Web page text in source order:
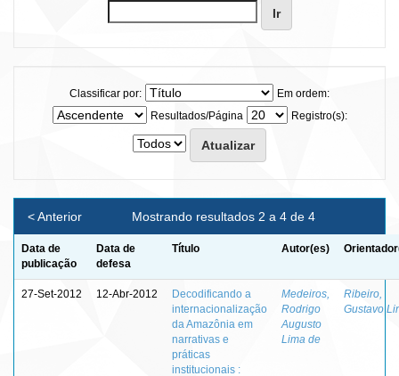
Classificar por:
Em ordem:
Resultados/Página
Registro(s):
Mostrando resultados 2 a 4 de 4
< Anterior
Data de
publicação
Data de
defesa
Título Autor(es)
27-Set-2012 12-Abr-2012
Decodificando a
internacionalização
da Amazônia em
narrativas e
práticas
institucionais :
Medeiros,
Rodrigo
Augusto
Lima de
Ribeiro,
Gustavo